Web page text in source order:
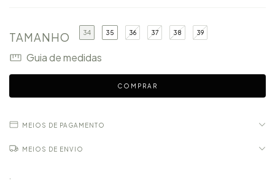
TAMANHO 34 35 36 37 38 39
Guia de medidas
MEIOS DE PAGAMENTO
MEIOS DE ENVIO